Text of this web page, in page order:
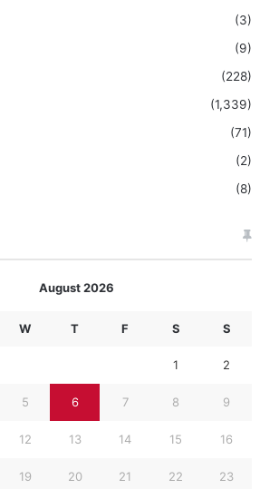
(3)
(9)
(228)
(1,339)
(71)
(2)
(8)
August 2026
W T F S S
1 2
5 6 7 8 9
12 13 14 15 16
19 20 21 22 23